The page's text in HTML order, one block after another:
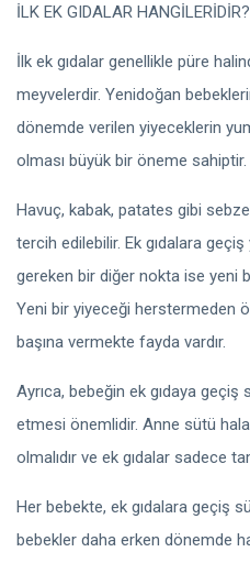
İLK EK GIDALAR HANGİLERİDİR?
İlk ek gıdalar genellikle püre
meyvelerdir. Yenidoğan
dönemde verilen yiyeceklerin
olması büyük bir öneme sahiptir.
Havuç, kabak, patates gibi
tercih edilebilir. Ek gıdalara
gereken bir diğer nokta ise yeni
Yeni bir yiyeceği herstermeden
başına vermekte fayda vardır.
Ayrıca, bebeğin ek gıdaya
etmesi önemlidir. Anne sütü
olmalıdır ve ek gıdalar sadece
Her bebekte, ek gıdalara geçiş
bebekler daha erken dönemde